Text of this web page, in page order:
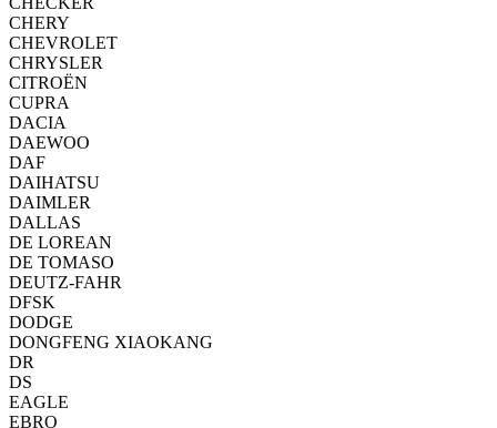
CHERY
CHEVROLET
CHRYSLER
CITROËN
CUPRA
DACIA
DAEWOO
DAF
DAIHATSU
DAIMLER
DALLAS
DE LOREAN
DE TOMASO
DEUTZ-FAHR
DFSK
DODGE
DONGFENG XIAOKANG
DR
DS
EAGLE
EBRO